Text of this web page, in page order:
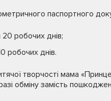
паспортного
робочих днів;
робочих днів.
творчості мама
обміну замість